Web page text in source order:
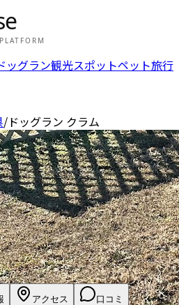
ッグラン観光スポットペット旅行
/ドッグラン クラム
アクセス 口コミ